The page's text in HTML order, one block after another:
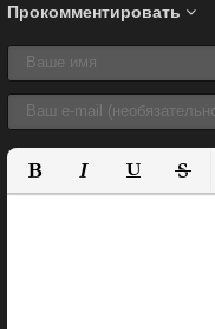
Прокомментировать
Полужирный
Курсив